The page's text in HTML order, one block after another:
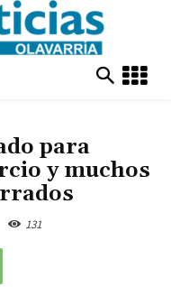
para
y muchos
131